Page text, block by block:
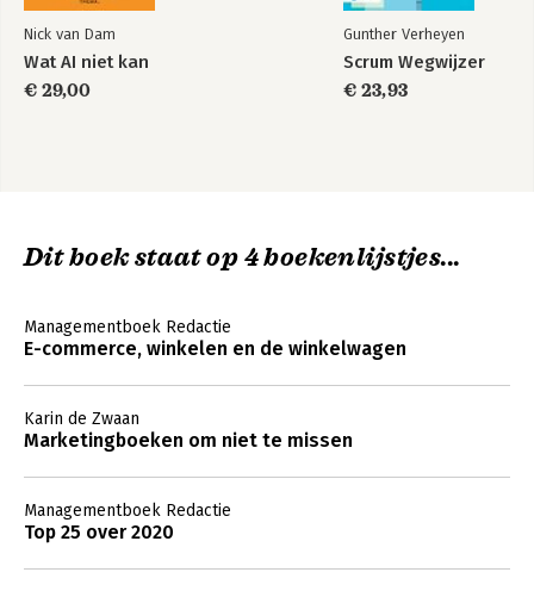
Online adverteren 275
Displayadvertenties 279
Social-media-advertenties 289
Webanalyse 383
Checklists voor de verschillende toepassingen 397
Over de auteurs 411
Literatuurlijst 413
Nick van Dam
Wat AI niet kan
€ 29,00
Gunther Verheyen
Scrum Wegwijzer
€ 23,93
Dit boek staat op 4 boekenlijstjes...
Managementboek Redactie
E-commerce, winkelen en de winkelwagen
Karin de Zwaan
Marketingboeken om niet te missen
Managementboek Redactie
Top 25 over 2020